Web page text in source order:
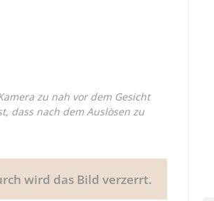
zu nah vor dem Gesicht
dass nach dem Auslösen zu
wird das Bild verzerrt.